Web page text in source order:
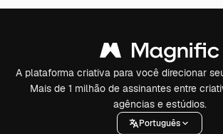
A plataforma criativa para você direcionar
Mais de 1 milhão de assinantes entre
agências e estúdios.
Português